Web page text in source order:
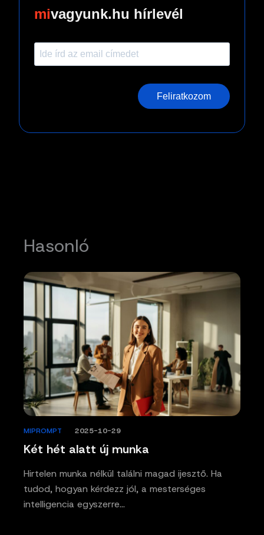
vagyunk.hu hírlevél
Feliratkozom
Hasonló
Két hét alatt új munka
MIPROMPT 2025-10-29
Hirtelen munka nélkül találni magad ijesztő. Ha
tudod, hogyan kérdezz jól, a mesterséges
intelligencia egyszerre…